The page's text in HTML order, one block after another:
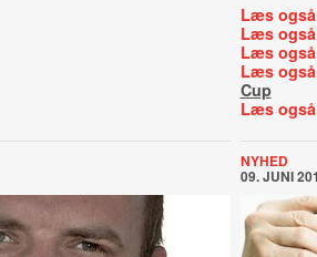
Læs
Læs
Læs
Læs
Cup
Læs
NYHED
09. JUNI